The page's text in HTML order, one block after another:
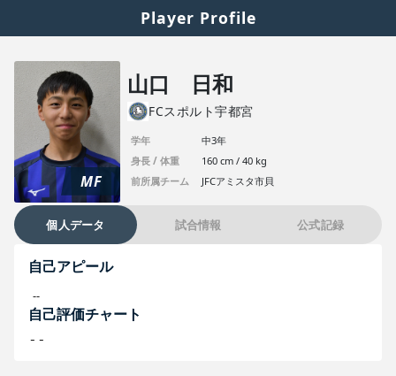
Player Profile
MF
山口 日和
FCスポルト宇都宮
学年
中3年
身長 / 体重
160 cm / 40 kg
前所属チーム
JFCアミスタ市貝
個人データ 試合情報 公式記録
自己アピール
--
自己評価チャート
--